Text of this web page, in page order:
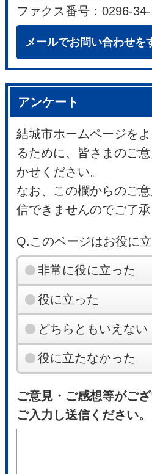
ファクス番号：0296-
メールでお問い合わせを
アンケート
結城市ホームページを
るために、皆さまのご
かせください。
なお、この欄からのご
信できませんのでご了承
Q.このページはお役に
非常に役に立った
役に立った
どちらともいえない
役に立たなかった
ご意見・ご感想等がご
ご入力し送信ください。